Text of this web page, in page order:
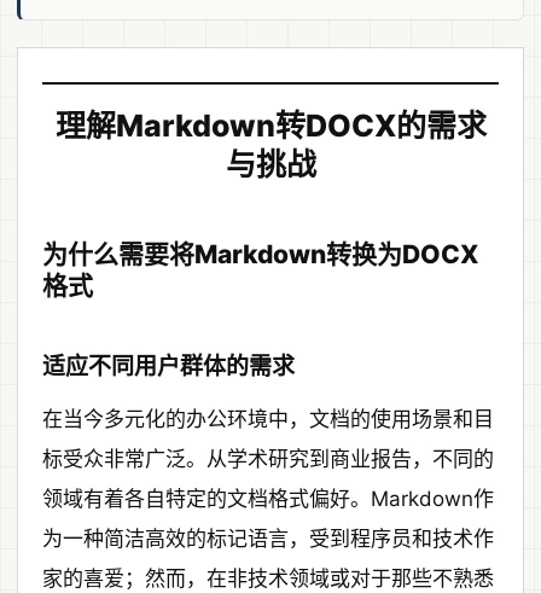
理解Markdown转DOCX的需求
与挑战
为什么需要将Markdown转换为DOCX
格式
适应不同用户群体的需求
在当今多元化的办公环境中，文档的使用场景和目
标受众非常广泛。从学术研究到商业报告，不同的
领域有着各自特定的文档格式偏好。Markdown作
为一种简洁高效的标记语言，受到程序员和技术作
家的喜爱；然而，在非技术领域或对于那些不熟悉